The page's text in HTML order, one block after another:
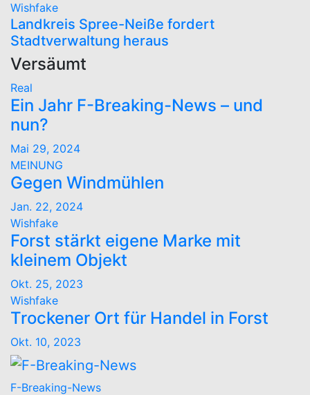
Wishfake
Landkreis Spree-Neiße fordert
Stadtverwaltung heraus
Versäumt
Real
Ein Jahr F-Breaking-News – und
nun?
Mai 29, 2024
MEINUNG
Gegen Windmühlen
Jan. 22, 2024
Wishfake
Forst stärkt eigene Marke mit
kleinem Objekt
Okt. 25, 2023
Wishfake
Trockener Ort für Handel in Forst
Okt. 10, 2023
F-Breaking-News